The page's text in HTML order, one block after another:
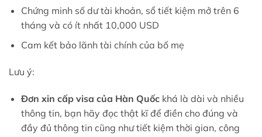
Chứng minh số dư tài khoản, sổ tiết kiệm mở trên 6
tháng và có ít nhất 10,000 USD
Cam kết bảo lãnh tài chính của bố mẹ
Lưu ý:
Đơn xin cấp visa của Hàn Quốckhá là dài và nhiều
thông tin, bạn hãy đọc thật kĩ để điền cho đúng và
đầy đủ thông tin cũng như tiết kiệm thời gian, công